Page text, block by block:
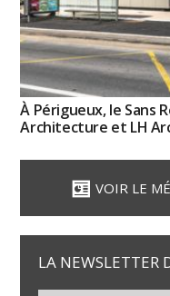
À Périgueux, le Sans
Architecture et LH
VOIR LE
LA NEWSLETTER